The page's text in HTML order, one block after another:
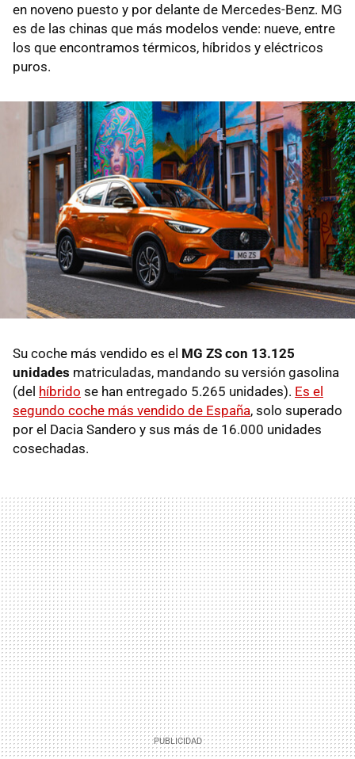
en noveno puesto y por delante de Mercedes-Benz. MG
es de las chinas que más modelos vende: nueve, entre
los que encontramos térmicos, híbridos y eléctricos
puros.
Su coche más vendido es el MG ZS con 13.125
unidades matriculadas, mandando su versión gasolina
(del híbrido se han entregado 5.265 unidades). Es el
segundo coche más vendido de España, solo superado
por el Dacia Sandero y sus más de 16.000 unidades
cosechadas.